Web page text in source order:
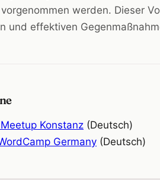
werden. Dieser
und effektiven
Konstanz (Deutsch)
Germany (Deutsch)